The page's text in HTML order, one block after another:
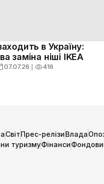
в Україну:
заміна ніші IKEA
07.07.26 ❘ 416
СвітПрес-релізиВлада
туризмуФінанси